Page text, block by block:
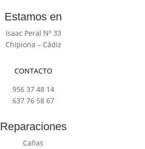
Estamos en
Isaac Peral Nº 33
Chipiona – Cádiz
CONTACTO
956 37 48 14
637 76 58 67
Reparaciones
Cañas